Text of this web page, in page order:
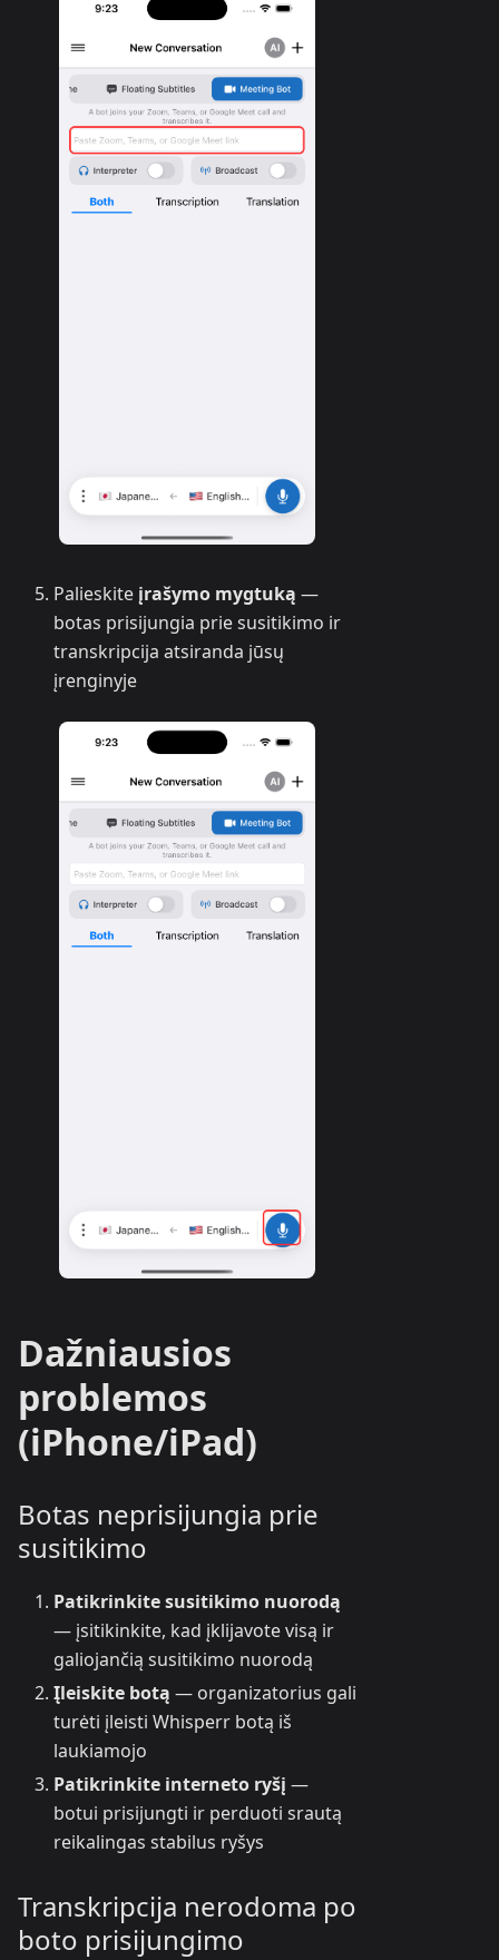
Palieskite įrašymo mygtuką —
botas prisijungia prie susitikimo ir
transkripcija atsiranda jūsų
įrenginyje
Dažniausios
problemos
(iPhone/iPad)
Botas neprisijungia prie
susitikimo
Patikrinkite susitikimo nuorodą
— įsitikinkite, kad įklijavote visą ir
galiojančią susitikimo nuorodą
Įleiskite botą — organizatorius gali
turėti įleisti Whisperr botą iš
laukiamojo
Patikrinkite interneto ryšį —
botui prisijungti ir perduoti srautą
reikalingas stabilus ryšys
Transkripcija nerodoma po
boto prisijungimo